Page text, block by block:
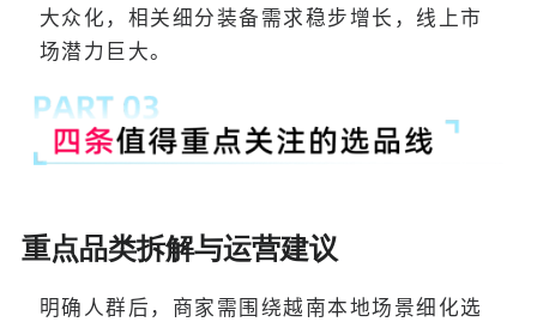
大众化，相关细分装备需求稳步增长，线上市
场潜力巨大。
重点品类拆解与运营建议
明确人群后，商家需围绕越南本地场景细化选